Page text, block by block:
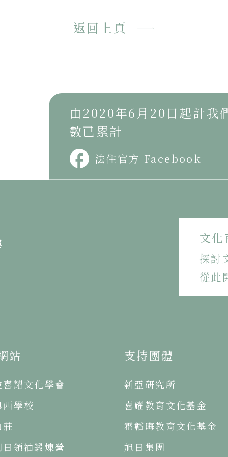
返回上頁
由2020年6月20日起計我
數已累計
法住官方 Facebook
文化
探討
從此
站
耀文化學會
學校
領袖鍛煉營
支持團體
新亞研究所
喜耀教育文化基金
霍韜晦教育文化基金
旭日集團